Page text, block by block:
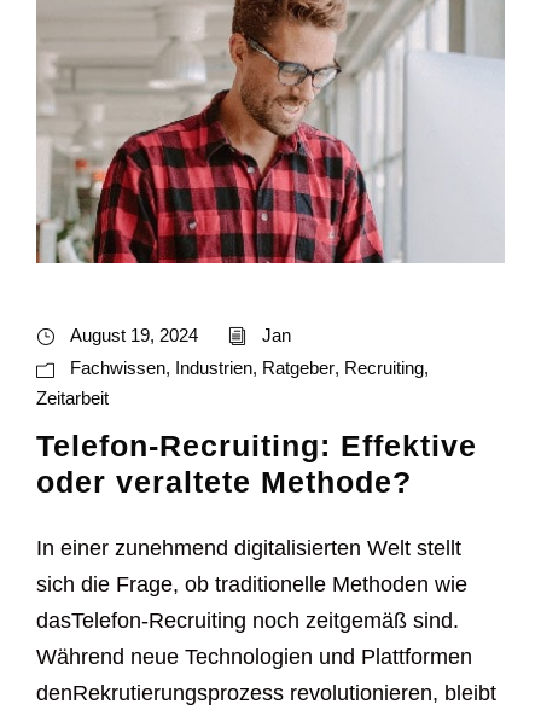
August 19, 2024
Jan
Fachwissen, Industrien, Ratgeber, Recruiting,
Zeitarbeit
Telefon-Recruiting: Effektive
oder veraltete Methode?
In einer zunehmend digitalisierten Welt stellt
sich die Frage, ob traditionelle Methoden wie
dasTelefon-Recruiting noch zeitgemäß sind.
Während neue Technologien und Plattformen
denRekrutierungsprozess revolutionieren, bleibt